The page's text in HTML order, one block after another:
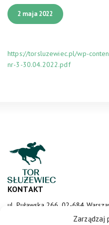
Zarządzaj
2 maja 2022
https://torsluzewiec.pl/wp-
nr-3-30.04.2022.pdf
KONTAKT
ul. Puławska 266, 02-684
sluzewiec@totalizator.pl